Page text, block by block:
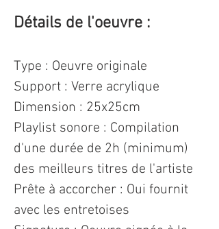
Détails de l'oeuvre :
Type : Oeuvre originale
Support : Verre acrylique
Dimension : 25x25cm
Playlist sonore : Compilation
d'une durée de 2h (minimum)
des meilleurs titres de l'artiste
Prête à accorcher : Oui fournit
avec les entretoises